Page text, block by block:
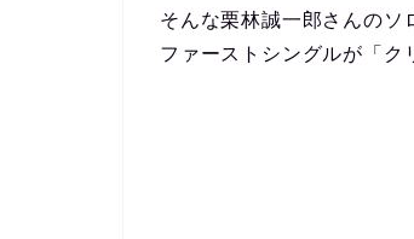
そんな栗林誠一郎さんの
ファーストシングルが「ク